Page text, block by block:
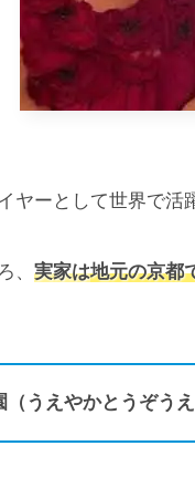
ヤーとして世界で活
、 実家は地元の京都
うえやかとうぞうえ